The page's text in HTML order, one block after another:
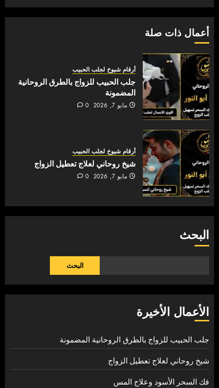
أعمال ذات صلة
أرقام شيوخ لجلب الحبيب
جلب الحبيب للزواج بالطرق الروحانية
المضمونة
مايو 7, 2026 0
أرقام شيوخ لجلب الحبيب
شيخ روحاني لعلاج تعطيل الزواج
مايو 7, 2026 0
البحث
البحث
الأعمال الأخيرة
جلب الحبيب للزواج بالطرق الروحانية المضمونة
شيخ روحاني لعلاج تعطيل الزواج
فك السحر الأسود وعلاج المس